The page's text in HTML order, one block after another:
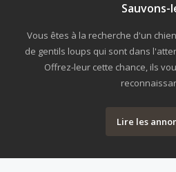
Sauvons-
Vous êtes à la recherche d'un
de gentils loups qui sont dans
Offrez-leur cette chance, ils
Lire les